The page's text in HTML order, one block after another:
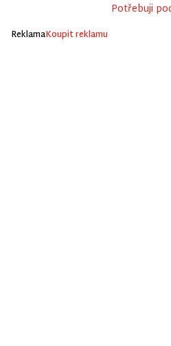
Potřebuji
ReklamaKoupit reklamu